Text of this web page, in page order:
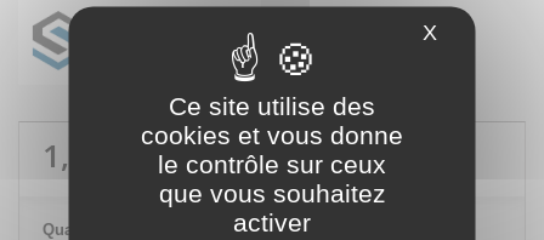
Ce site utilise des
cookies et vous donne
le contrôle sur ceux
que vous souhaitez
activer
X Masquer
1,15 € TTC
Quantité